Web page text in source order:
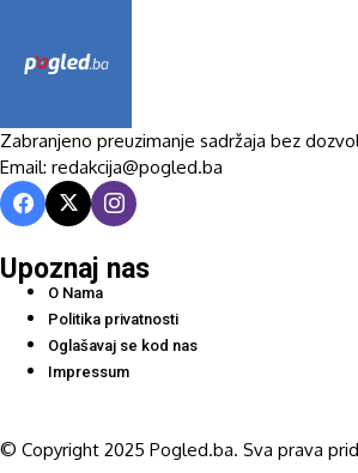
Zabranjeno preuzimanje sadržaja bez
Email: redakcija@pogled.ba
Upoznaj nas
O Nama
Politika privatnosti
Oglašavaj se kod nas
Impressum
© Copyright 2025 Pogled.ba. Sva prava